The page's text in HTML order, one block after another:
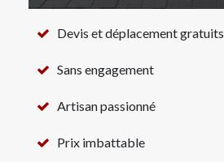
Devis et déplacement gratuits
Sans engagement
Artisan passionné
Prix imbattable